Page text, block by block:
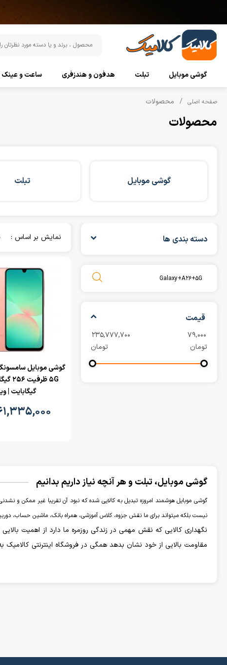
گوشی موبایل تبلت هدفون و هندزفری ساعت و
صفحه اصلی محصولات
محصولات
گوشی موبایل تبلت
دسته بندی ها
قیمت
تومان تومان
نمایش بر اساس :
گیگابایت |
گوشی موبایل، تبلت و هر آنچه نیاز داریم بدانیم
گوشی موبایل هوشمند امروزه تبدیل به کالایی شده که نبود آن تقریبا غیر ممکن و
نیست بلکه میتواند برای ما نقش جزوه، کلاس آموزشی، همراه بانک، ماشین حساب،
نگهداری کالایی که نقش مهمی در زندگی روزمره ما دارد از اهمیت
مقاومت بالایی از خود نشان بدهد همگی در فروشگاه اینترنتی
در ابتدا تولید کنندگان گوشی موبایل به برند های انگشتشماری
برچسب قیمتی اقتصادی زدند. از سرشناس ترین و بزرگترین تولید